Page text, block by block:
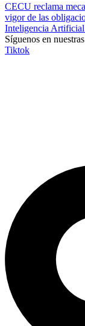
CECU reclama
vigor de las
Inteligencia Artificial
Síguenos en
Tiktok